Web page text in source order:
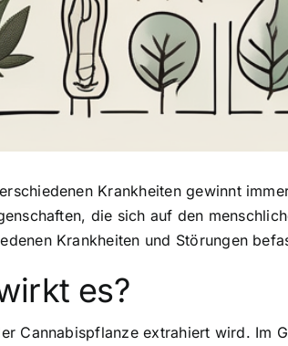
Krankheiten gewinnt
die sich auf den
Krankheiten und Störungen
es?
Cannabispflanze extrahiert wird. Im